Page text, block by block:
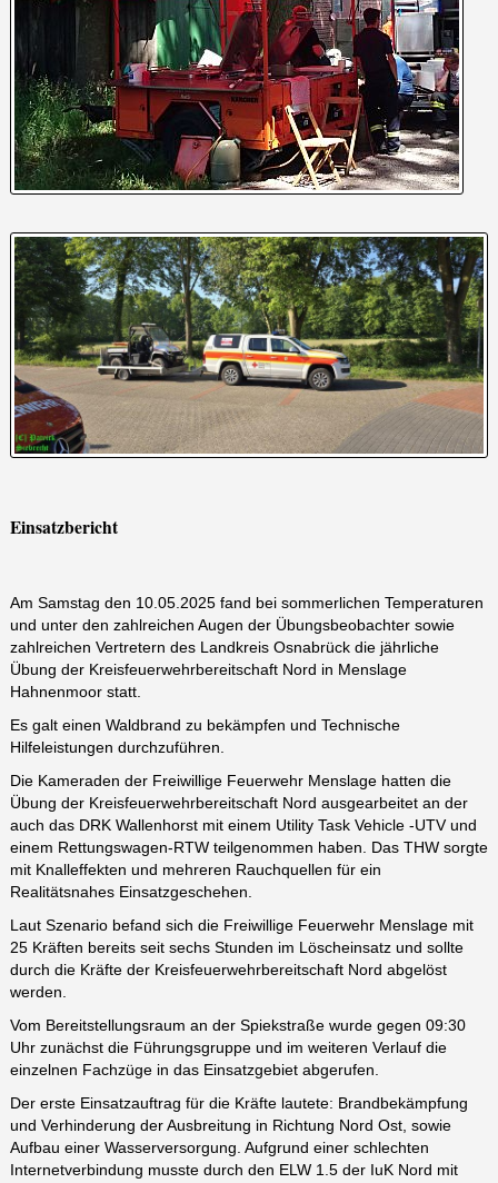
Einsatzbericht
Am Samstag den 10.05.2025 fand bei sommerlichen Temperaturen
und unter den zahlreichen Augen der Übungsbeobachter sowie
zahlreichen Vertretern des Landkreis Osnabrück die jährliche
Übung der Kreisfeuerwehrbereitschaft Nord in Menslage
Hahnenmoor statt.
Es galt einen Waldbrand zu bekämpfen und Technische
Hilfeleistungen durchzuführen.
Die Kameraden der Freiwillige Feuerwehr Menslage hatten die
Übung der Kreisfeuerwehrbereitschaft Nord ausgearbeitet an der
auch das DRK Wallenhorst mit einem Utility Task Vehicle -UTV und
einem Rettungswagen-RTW teilgenommen haben. Das THW sorgte
mit Knalleffekten und mehreren Rauchquellen für ein
Realitätsnahes Einsatzgeschehen.
Laut Szenario befand sich die Freiwillige Feuerwehr Menslage mit
25 Kräften bereits seit sechs Stunden im Löscheinsatz und sollte
durch die Kräfte der Kreisfeuerwehrbereitschaft Nord abgelöst
werden.
Vom Bereitstellungsraum an der Spiekstraße wurde gegen 09:30
Uhr zunächst die Führungsgruppe und im weiteren Verlauf die
einzelnen Fachzüge in das Einsatzgebiet abgerufen.
Der erste Einsatzauftrag für die Kräfte lautete: Brandbekämpfung
und Verhinderung der Ausbreitung in Richtung Nord Ost, sowie
Aufbau einer Wasserversorgung. Aufgrund einer schlechten
Internetverbindung musste durch den ELW 1.5 der IuK Nord mit